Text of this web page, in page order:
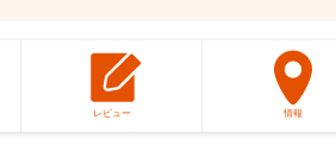
レビュー 情報